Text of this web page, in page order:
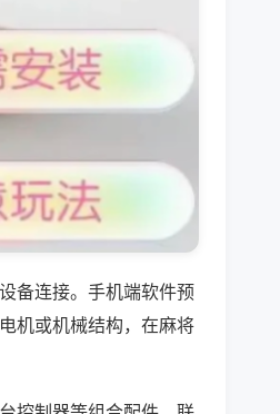
备连接。手机端软件预
机或机械结构，在麻将